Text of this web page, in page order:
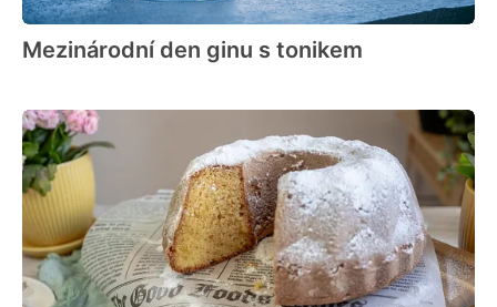
Mezinárodní den ginu s tonikem